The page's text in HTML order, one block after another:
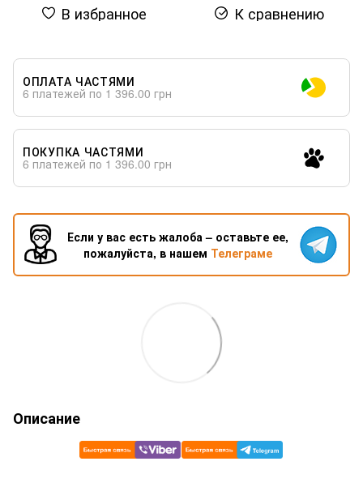
В избранное К сравнению
ОПЛАТА ЧАСТЯМИ
6 платежей по 1 396.00 грн
ПОКУПКА ЧАСТЯМИ
6 платежей по 1 396.00 грн
Если у вас есть жалоба – оставьте ее,
пожалуйста, в нашем Телеграме
Описание